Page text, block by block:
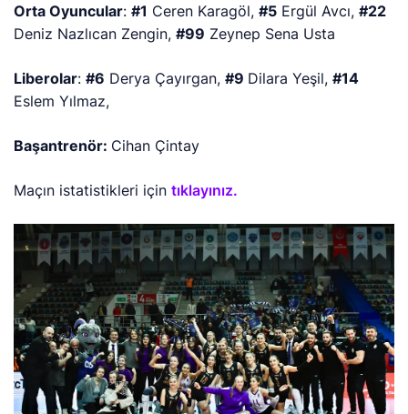
Orta Oyuncular:#1 Ceren Karagöl,#5 Ergül Avcı,#22
Deniz Nazlıcan Zengin,#99 Zeynep Sena Usta
Liberolar:#6 Derya Çayırgan,#9 Dilara Yeşil,#14
Eslem Yılmaz,
Başantrenör: Cihan Çintay
Maçın istatistikleri içintıklayınız.